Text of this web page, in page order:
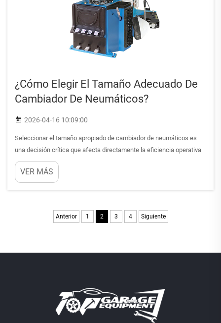
¿Cómo Elegir El Tamaño Adecuado De
Cambiador De Neumáticos?
2026-04-16 10:09:00
Seleccionar el tamaño apropiado de cambiador de neumáticos es
una decisión crítica que afecta directamente la eficiencia operativa
de su taller, sus capacidades de servicio al cliente y su rentabilidad a
largo plazo. El cambiador de neumáticos adecuado debe ser capaz
VER MÁS
Anterior 1 2 3 4 Siguiente